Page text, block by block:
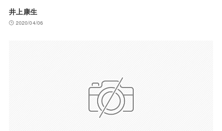
井上康生
2020/04/06